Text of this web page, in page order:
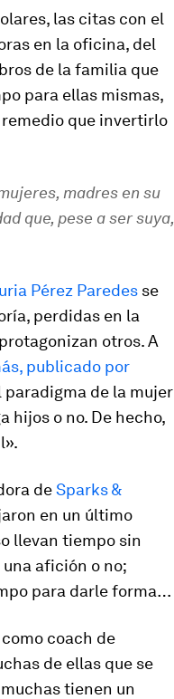
las citas con el
en la oficina, del
de la familia que
para ellas mismas,
que invertirlo
madres en su
que, pese a ser suya,
Pérez Paredes se
perdidas en la
otros. A
publicado por
paradigma de la mujer
hijos o no. De hecho,
deSparks &
en un último
llevan tiempo sin
afición o no;
para darle forma…
coach de
de ellas que se
tienen un